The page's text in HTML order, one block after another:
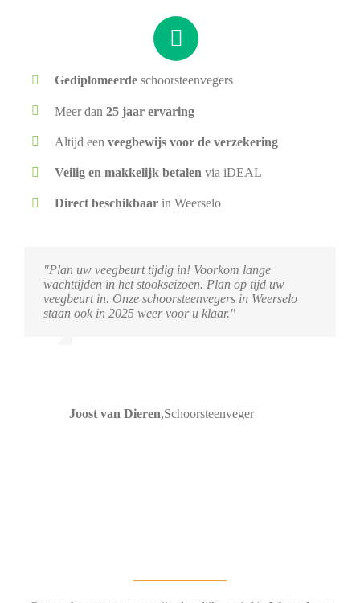
Gediplomeerde schoorsteenvegers
Meer dan25 jaar ervaring
Altijd eenveegbewijs voor de verzekering
Veilig en makkelijk betalen via iDEAL
Direct beschikbaar in Weerselo
"Plan uw veegbeurt tijdig in! Voorkom lange
wachttijden in het stookseizoen. Plan op tijd uw
veegbeurt in. Onze schoorsteenvegers in Weerselo
staan ook in 2025 weer voor u klaar."
Joost van Dieren,Schoorsteenveger